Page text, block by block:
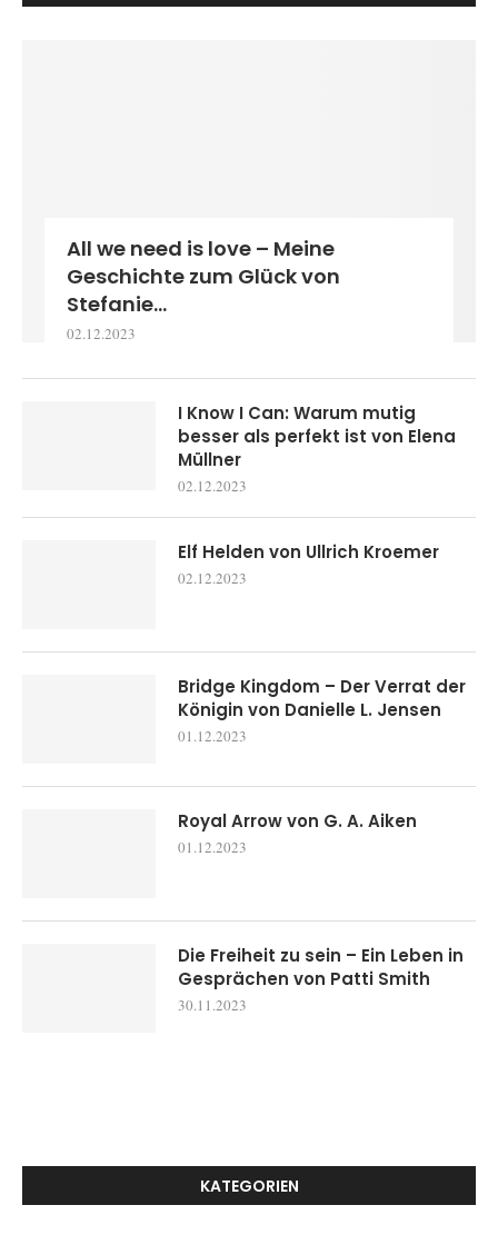
All we need is love – Meine
Geschichte zum Glück von
Stefanie...
02.12.2023
I Know I Can: Warum mutig
besser als perfekt ist von Elena
Müllner
02.12.2023
Elf Helden von Ullrich Kroemer
02.12.2023
Bridge Kingdom – Der Verrat der
Königin von Danielle L. Jensen
01.12.2023
Royal Arrow von G. A. Aiken
01.12.2023
Die Freiheit zu sein – Ein Leben in
Gesprächen von Patti Smith
30.11.2023
KATEGORIEN